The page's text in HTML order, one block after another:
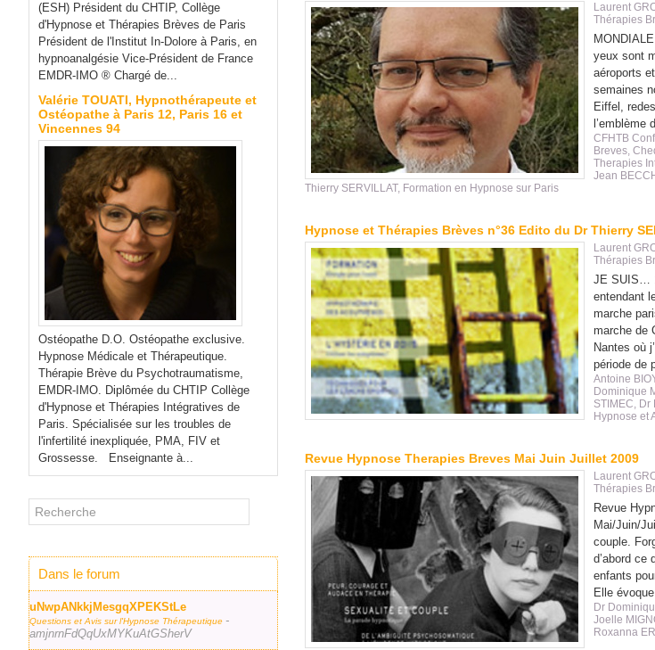
(ESH) Président du CHTIP, Collège
d'Hypnose et Thérapies Brèves de Paris
Président de l'Institut In-Dolore à Paris, en
hypnoanalgésie Vice-Président de France
EMDR-IMO ® Chargé de...
Valérie TOUATI, Hypnothérapeute et
Ostéopathe à Paris 12, Paris 16 et
Vincennes 94
Ostéopathe D.O. Ostéopathe exclusive.
Hypnose Médicale et Thérapeutique.
Thérapie Brève du Psychotraumatisme,
EMDR-IMO. Diplômée du CHTIP Collège
d'Hypnose et Thérapies Intégratives de
Paris. Spécialisée sur les troubles de
l'infertilité inexpliquée, PMA, FIV et
Grossesse. Enseignante à...
Dans le forum
uNwpANkkjMesgqXPEKStLe
Questions et Avis sur l'Hypnose Thérapeutique -
amjnrnFdQqUxMYKuAtGSherV
Laurent
Thérapies
yeux sont
aéroports
semaines
Eiffel,
l’emblème
CFHTB
Breves,
Therapies
Jean
Thierry SERVILLAT, Formation en Hypnose sur Paris
Hypnose et Thérapies Brèves n°36 Edito du Dr Thierry
Laurent
Thérapies
JE SUIS…
entendant
marche
marche de
Nantes où
période de
Antoine
Dominique
STIMEC, Dr
Hypnose et
Revue Hypnose Therapies Breves Mai Juin Juillet 2009
Laurent
Thérapies
Revue
Mai/Juin/
couple.
d’abord ce
enfants
Elle
Dr
Joelle
Roxanna